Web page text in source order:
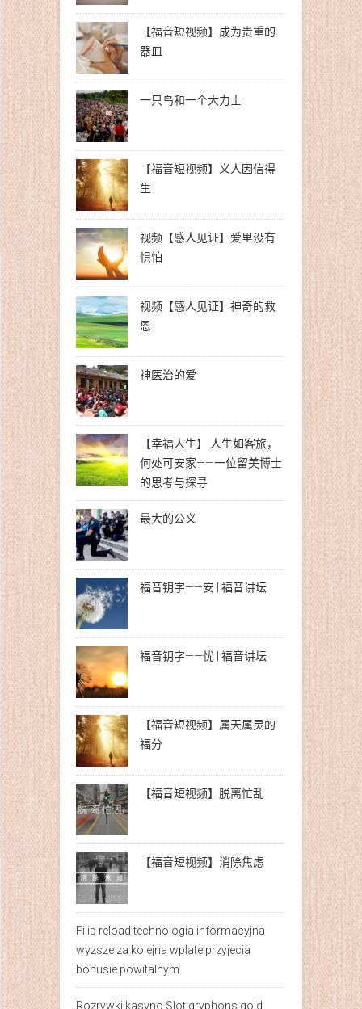
【福音短视频】成为贵重的
器皿
一只鸟和一个大力士
【福音短视频】义人因信得
生
视频【感人见证】爱里没有
惧怕
视频【感人见证】神奇的救
恩
神医治的爱
【幸福人生】 人生如客旅，
何处可安家——一位留美博士
的思考与探寻
最大的公义
福音钥字——安 | 福音讲坛
福音钥字——忧 | 福音讲坛
【福音短视频】属天属灵的
福分
【福音短视频】脱离忙乱
【福音短视频】消除焦虑
Filip reload technologia informacyjna
wyzsze za kolejna wplate przyjecia
bonusie powitalnym
Rozrywki kasyno Slot gryphons gold